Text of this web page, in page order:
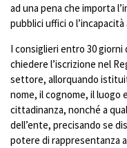
ad una pena che importa
pubblici uffici o
I consiglieri entro 30 giorni
chiedere l’iscrizione nel
settore, allorquando
nome, il cognome, il luogo
cittadinanza, nonché a
dell’ente, precisando se
potere di rappresentanza